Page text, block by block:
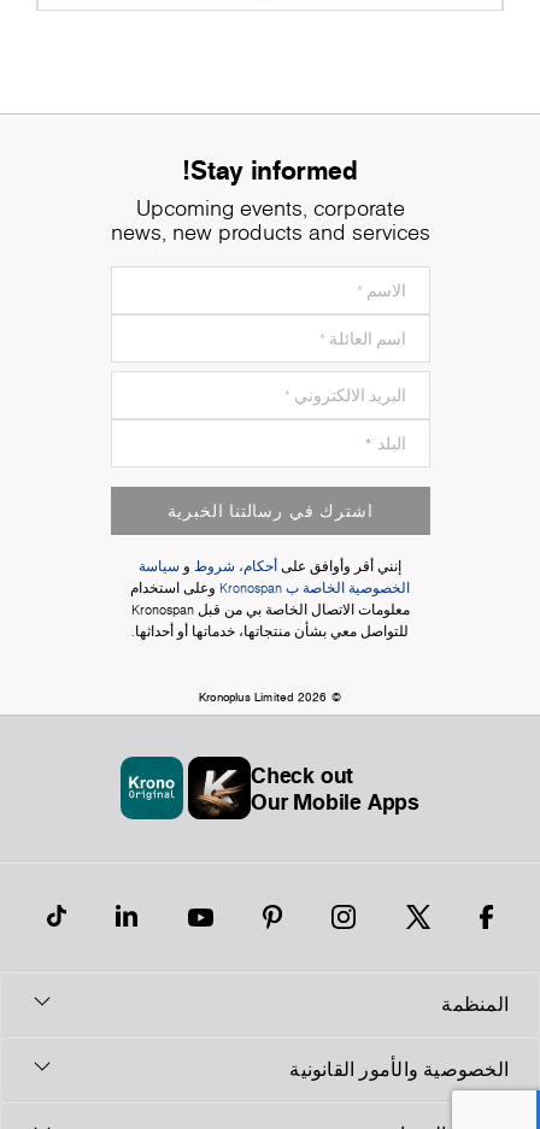
Stay informed!
Upcoming events, corporate
news, new products and services
اشترك في رسالتنا الخبرية
إنني أقر وأوافق على أحكام، شروطو سياسة
الخصوصية الخاصة ب Kronospan
وعلى استخدام
معلومات الاتصال الخاصة بي من قبل Kronospan
للتواصل معي بشأن منتجاتها، خدماتها أو أحداثها.
© Kronoplus Limited 2026
Check out
Our Mobile Apps
المنظمة
الخصوصية والأمور القانونية